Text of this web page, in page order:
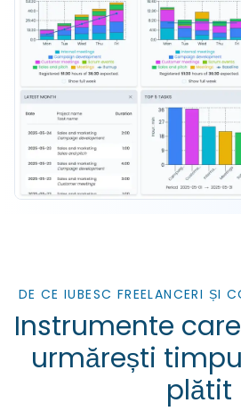
DE CE IUBESC FREELANCERI ȘI
Instrumente
urmărești
plătit